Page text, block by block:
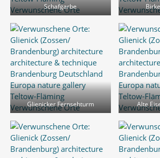
Schafgarbe
Glienicker Fernsehturm Alte